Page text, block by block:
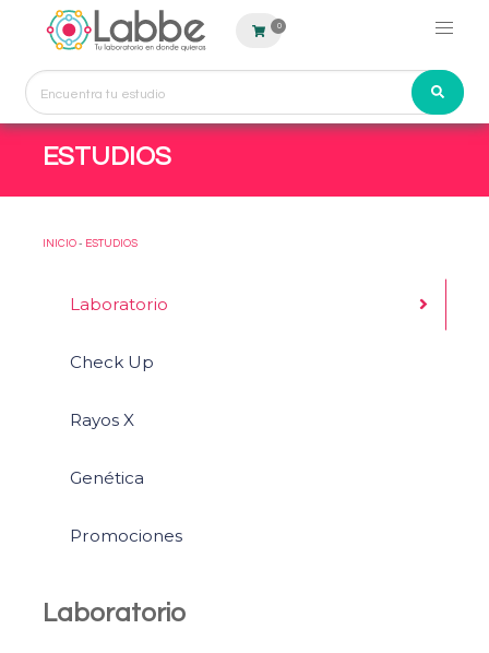
0
ESTUDIOS
INICIO - ESTUDIOS
Laboratorio
Check Up
Rayos X
Genética
Promociones
Laboratorio